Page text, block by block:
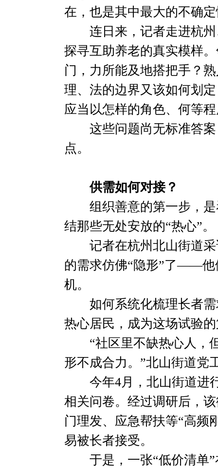
在，也是其中最大的不确
连日来，记者走进杭州
探寻互助养老的真实模样
门，力所能及地搭把手？
理、法的边界又该如何划
应当以怎样的角色、何等
这些问题尚无标准答案
点。
供需如何对接？
组织善意的第一步，是
结那些无处安放的“热心”。
记者在杭州北山街道采
的需求仿佛“隐形”了——他
机。
如何系统化梳理长者需
热心居民，成为这场试验
“社区里不缺热心人，但
形不成合力。”北山街道党
今年4月，北山街道进
相关问卷。经过调研后，
门理发、应急帮扶等“高频
易被长者接受。
于是，一张“低价清单”